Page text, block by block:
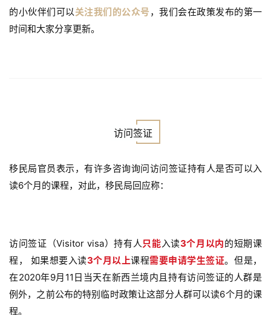
的小伙伴们可以 关注我们的公众号 ，我们会在政策发布的第一
时间和大家分享更新。
访问签证
移民局官员表示，有许多咨询询问访问签证持有人是否可以入
读6个月的课程，对此，移民局回应称：
访问签证（Visitor visa）持有人 只能 入读3个月以内的短期课
程， 如果想要入读3个月以上课程需要申请学生签证。但是，
在2020年9月11日当天在新西兰境内且持有访问签证的人群是
例外，之前公布的特别临时政策让这部分人群可以读6个月的课
程。